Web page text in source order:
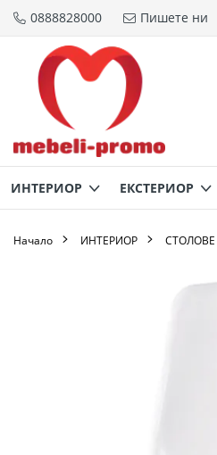
Прескачане
съдържанието
0888828000 Пишете ни
ИНТЕРИОР ЕКСТЕРИОР
Начало ИНТЕРИОР СТОЛОВЕ